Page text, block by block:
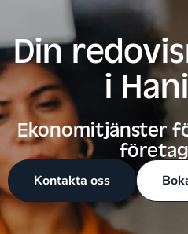
Din
i
Ekonomitjänster
Kontakta oss